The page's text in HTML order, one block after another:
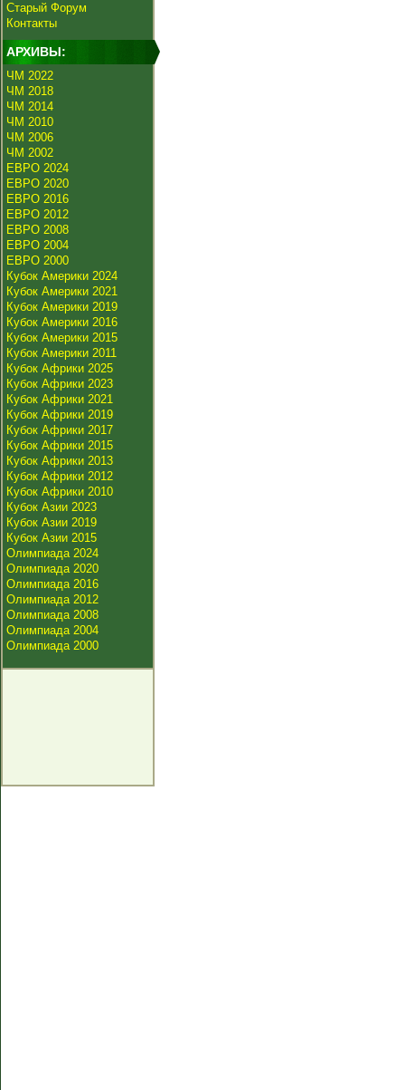
Старый Форум
Контакты
АРХИВЫ:
ЧМ 2022
ЧМ 2018
ЧМ 2014
ЧМ 2010
ЧМ 2006
ЧМ 2002
ЕВРО 2024
ЕВРО 2020
ЕВРО 2016
ЕВРО 2012
ЕВРО 2008
ЕВРО 2004
ЕВРО 2000
Кубок Америки 2024
Кубок Америки 2021
Кубок Америки 2019
Кубок Америки 2016
Кубок Америки 2015
Кубок Америки 2011
Кубок Африки 2025
Кубок Африки 2023
Кубок Африки 2021
Кубок Африки 2019
Кубок Африки 2017
Кубок Африки 2015
Кубок Африки 2013
Кубок Африки 2012
Кубок Африки 2010
Кубок Азии 2023
Кубок Азии 2019
Кубок Азии 2015
Олимпиада 2024
Олимпиада 2020
Олимпиада 2016
Олимпиада 2012
Олимпиада 2008
Олимпиада 2004
Олимпиада 2000